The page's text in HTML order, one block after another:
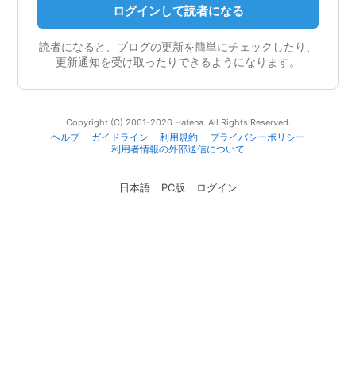
ログインして読者になる
読者になると、ブログの更新を簡単にチェックしたり、
更新通知を受け取ったりできるようになります。
Copyright (C) 2001-2026 Hatena. All Rights Reserved.
ヘルプ
ガイドライン 利用規約
プライバシーポリシー
利用者情報の外部送信について
日本語 PC版 ログイン